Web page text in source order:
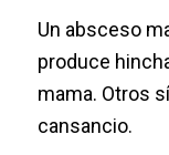
Un absceso
produce
mama. Otros
cansancio.